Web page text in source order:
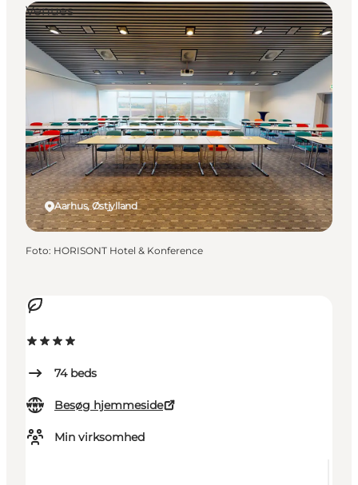
74 beds
Besøg hjemmeside
Min virksomhed
Aarhus, Østjylland
Venues
Foto: HORISONT Hotel & Konference